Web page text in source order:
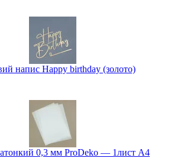
напис Happy birthday (золото)
0,3 мм ProDeko — 1лист А4